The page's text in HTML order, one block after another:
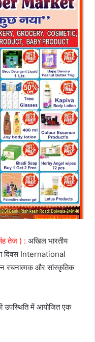
तेज ) : अखिल भारतीय
दिवस International
रचनात्मक और सांस्कृतिक
उपस्थिति में आयोजित एक